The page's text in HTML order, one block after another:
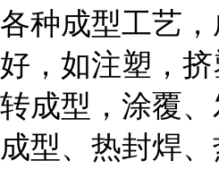
各种成型工艺
好，如注塑，
转成型，涂覆
成型、热封焊、